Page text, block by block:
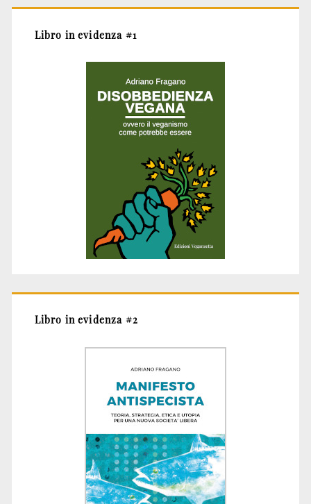
Libro in evidenza #1
Libro in evidenza #2